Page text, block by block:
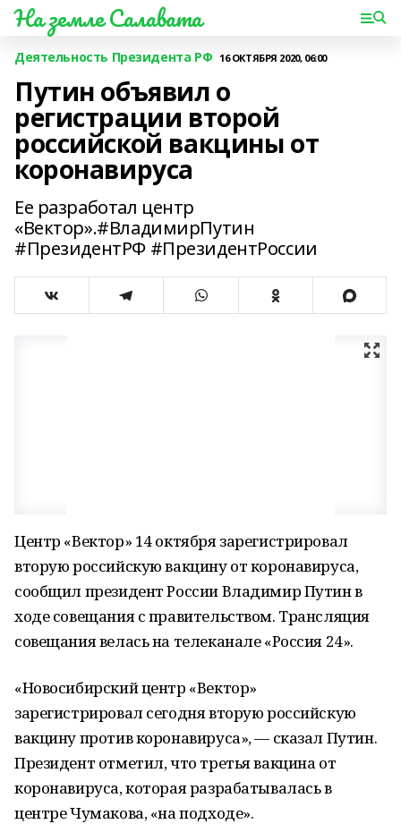
На земле Салавата
Деятельность Президента РФ 16 ОКТЯБРЯ 2020, 06:00
Путин объявил о
регистрации второй
российской вакцины от
коронавируса
Ее разработал центр
«Вектор».#ВладимирПутин
#ПрезидентРФ #ПрезидентРоссии
Центр «Вектор» 14 октября зарегистрировал
вторую российскую вакцину от коронавируса,
сообщил президент России Владимир Путин в
ходе совещания с правительством. Трансляция
совещания велась на телеканале «Россия 24».
«Новосибирский центр «Вектор»
зарегистрировал сегодня вторую российскую
вакцину против коронавируса», — сказал Путин.
Президент отметил, что третья вакцина от
коронавируса, которая разрабатывалась в
центре Чумакова, «на подходе».